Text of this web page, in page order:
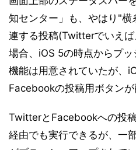
知センター」も、やはり"横
連する投稿(Twitterでいえ
場合、iOS 5の時点からプ
機能は用意されていたが、
Facebookの投稿用ボタンが
TwitterとFacebookへの投
経由でも実行できるが、一